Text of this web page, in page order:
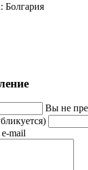
Болгария
Вы не
mail